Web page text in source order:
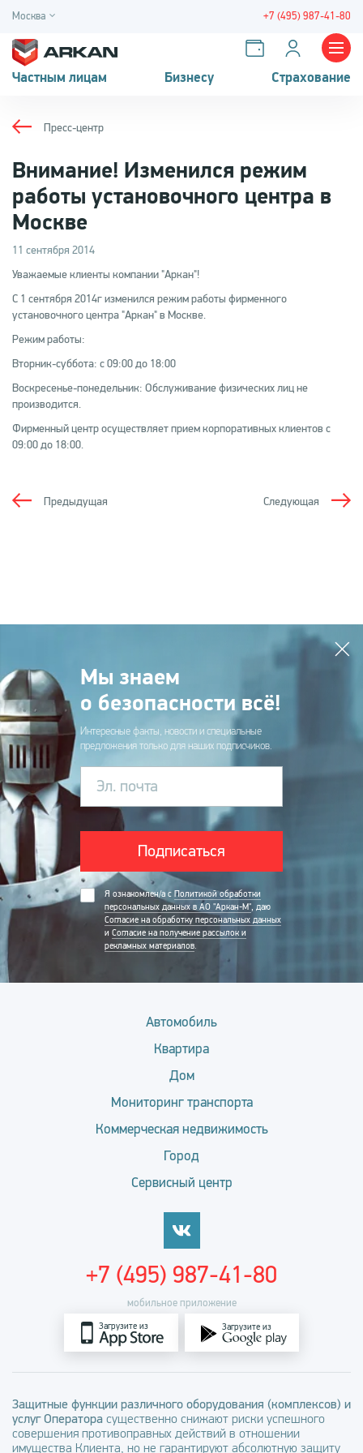
Москва +7 (495) 987-41-80
Частным лицам Бизнесу Страхование
Пресс-центр
Внимание! Изменился режим
работы установочного центра в
Москве
11 сентября 2014
Уважаемые клиенты компании "Аркан"!
С 1 сентября 2014г изменился режим работы фирменного
установочного центра "Аркан" в Москве.
Режим работы:
Вторник-суббота: с 09:00 до 18:00
Воскресенье-понедельник: Обслуживание физических лиц не
производится.
Фирменный центр осуществляет прием корпоративных клиентов с
09:00 до 18:00.
Следующая
Предыдущая
Мы знаем
о безопасности всё!
Интересные факты, новости и специальные
предложения только для наших подписчиков.
Эл. почта
Подписаться
Я ознакомлен/а с Политикой обработки
персональных данных в АО "Аркан-М", даю
Согласие на обработку персональных данных
и Согласие на получение рассылок и
рекламных материалов.
Автомобиль
Квартира
Дом
Мониторинг транспорта
Коммерческая недвижимость
Город
Сервисный центр
мобильное приложение
Загрузите из Загрузите из
+7 (495) 987-41-80
Защитные функции различного оборудования (комплексов) и
услуг Оператора существенно снижают риски успешного
совершения противоправных действий в отношении
имущества Клиента, но не гарантируют абсолютную защиту